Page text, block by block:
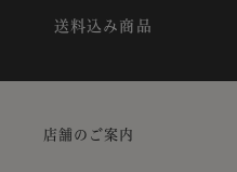
送料込み商品
店舗のご案内